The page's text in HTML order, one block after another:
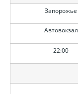
Запорожье
Автовокзал
22:00